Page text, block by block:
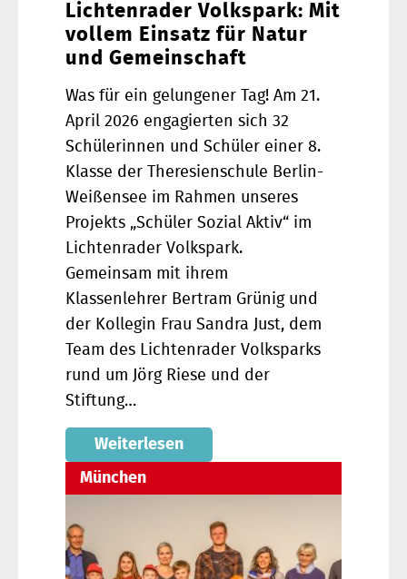
Lichtenrader Volkspark: Mit
vollem Einsatz für Natur
und Gemeinschaft
Was für ein gelungener Tag! Am 21.
April 2026 engagierten sich 32
Schülerinnen und Schüler einer 8.
Klasse der Theresienschule Berlin-
Weißensee im Rahmen unseres
Projekts „Schüler Sozial Aktiv“ im
Lichtenrader Volkspark.
Gemeinsam mit ihrem
Klassenlehrer Bertram Grünig und
der Kollegin Frau Sandra Just, dem
Team des Lichtenrader Volksparks
rund um Jörg Riese und der
Stiftung…
Weiterlesen
München